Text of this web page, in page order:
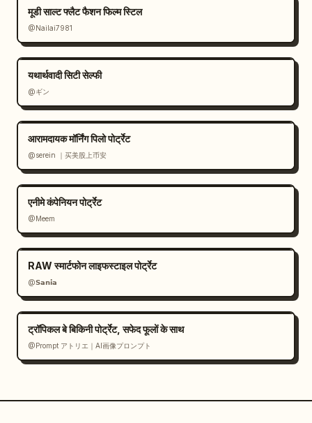
मूडी साल्ट फ्लैट फैशन फिल्म स्टिल
@Nailai7981
यथार्थवादी सिटी सेल्फी
@ギン
आरामदायक मॉर्निंग पिलो पोर्ट्रेट
@serein ｜买美股上币安
एनीमे कंपेनियन पोर्ट्रेट
@Meem
RAW स्मार्टफोन लाइफस्टाइल पोर्ट्रेट
@𝗦𝗮𝗻𝗶𝗮
ट्रॉपिकल बे बिकिनी पोर्ट्रेट, सफेद फूलों के साथ
@Prompt アトリエ｜AI画像プロンプト